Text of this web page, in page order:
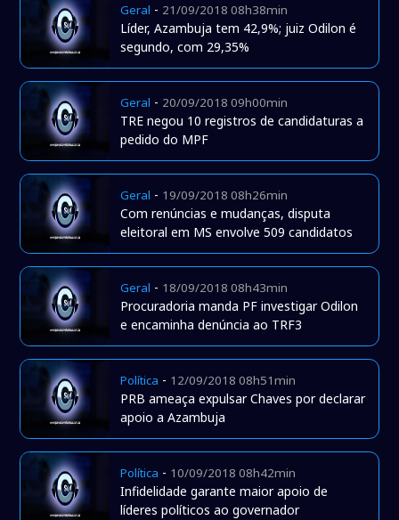
Geral - 21/09/2018 08h38min
Líder, Azambuja tem 42,9%; juiz Odilon é
segundo, com 29,35%
Geral - 20/09/2018 09h00min
TRE negou 10 registros de candidaturas a
pedido do MPF
Geral - 19/09/2018 08h26min
Com renúncias e mudanças, disputa
eleitoral em MS envolve 509 candidatos
Geral - 18/09/2018 08h43min
Procuradoria manda PF investigar Odilon
e encaminha denúncia ao TRF3
Política - 12/09/2018 08h51min
PRB ameaça expulsar Chaves por declarar
apoio a Azambuja
Política - 10/09/2018 08h42min
Infidelidade garante maior apoio de
líderes políticos ao governador